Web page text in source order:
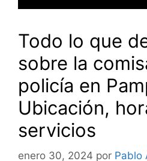
Todo lo que
sobre la
policía en
Ubicación,
servicios
enero 30, 2024 por Pablo